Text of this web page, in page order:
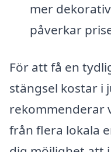
mer
påverkar
För att få en
stängsel kostar i
rekommenderar
från flera lokala